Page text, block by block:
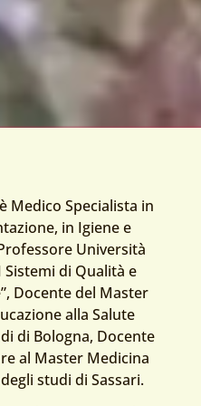
è Medico Specialista in
in Igiene e
Università
Sistemi di Qualità e
Docente del Master
alla Salute
di Bologna, Docente
al Master Medicina
studi di Sassari.